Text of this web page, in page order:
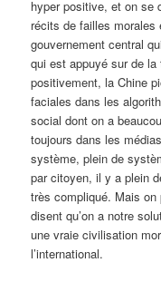
hyper positive, et on se
récits de failles morales
gouvernement central
qui est appuyé sur de
positivement, la Chine
faciales dans les
social dont on a
toujours dans les
système, plein de
par citoyen, il y a plein
très compliqué. Mais
disent qu’on a notre
une vraie civilisation
l’international.